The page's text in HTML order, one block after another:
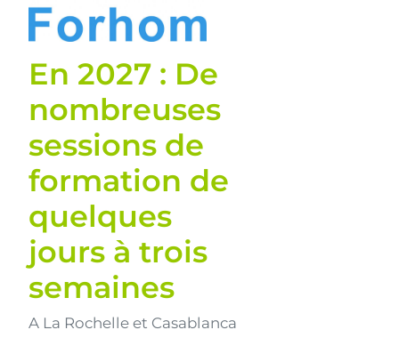
En 2027 : De
nombreuses
sessions de
formation de
quelques
jours à trois
semaines
A La Rochelle et Casablanca